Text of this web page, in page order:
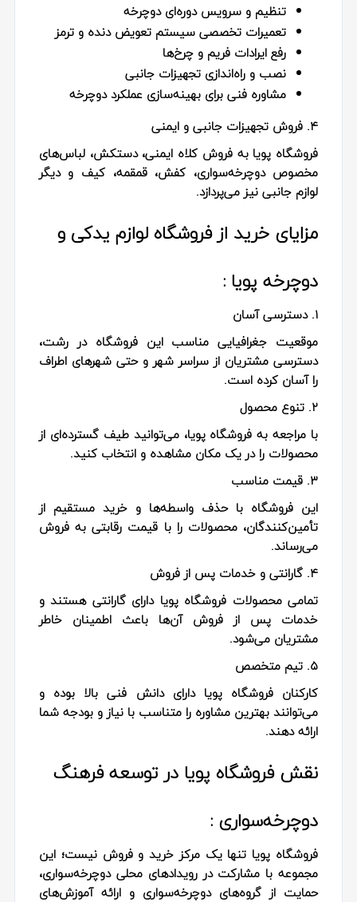
تنظیم و سرویس دوره‌ای دوچرخه
تعمیرات تخصصی سیستم تعویض دنده و ترمز
رفع ایرادات فریم و چرخ‌ها
نصب و راه‌اندازی تجهیزات جانبی
مشاوره فنی برای بهینه‌سازی عملکرد دوچرخه
۴. فروش تجهیزات جانبی و ایمنی
فروشگاه پویا به فروش کلاه ایمنی، دستکش، لباس‌های
مخصوص دوچرخه‌سواری، کفش، قمقمه، کیف و دیگر
لوازم جانبی نیز می‌پردازد.
مزایای خرید از فروشگاه لوازم یدکی و
دوچرخه پویا :
۱. دسترسی آسان
موقعیت جغرافیایی مناسب این فروشگاه در رشت،
دسترسی مشتریان از سراسر شهر و حتی شهرهای اطراف
را آسان کرده است.
۲. تنوع محصول
با مراجعه به فروشگاه پویا، می‌توانید طیف گسترده‌ای از
محصولات را در یک مکان مشاهده و انتخاب کنید.
۳. قیمت مناسب
این فروشگاه با حذف واسطه‌ها و خرید مستقیم از
تأمین‌کنندگان، محصولات را با قیمت رقابتی به فروش
می‌رساند.
۴. گارانتی و خدمات پس از فروش
تمامی محصولات فروشگاه پویا دارای گارانتی هستند و
خدمات پس از فروش آن‌ها باعث اطمینان خاطر
مشتریان می‌شود.
۵. تیم متخصص
کارکنان فروشگاه پویا دارای دانش فنی بالا بوده و
می‌توانند بهترین مشاوره را متناسب با نیاز و بودجه شما
ارائه دهند.
نقش فروشگاه پویا در توسعه فرهنگ
دوچرخه‌سواری :
فروشگاه پویا تنها یک مرکز خرید و فروش نیست؛ این
مجموعه با مشارکت در رویدادهای محلی دوچرخه‌سواری،
حمایت از گروه‌های دوچرخه‌سواری و ارائه آموزش‌های